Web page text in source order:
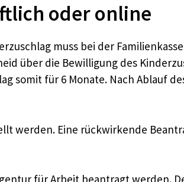
oder online
muss bei der
über die Bewilligung des
somit für 6 Monate. Nach Ablauf
werden. Eine rückwirkende